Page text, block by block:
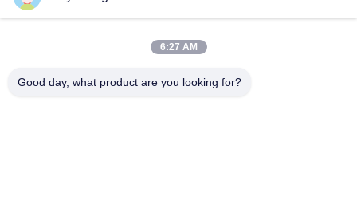
6:27 AM
Good day, what product are you looking for?